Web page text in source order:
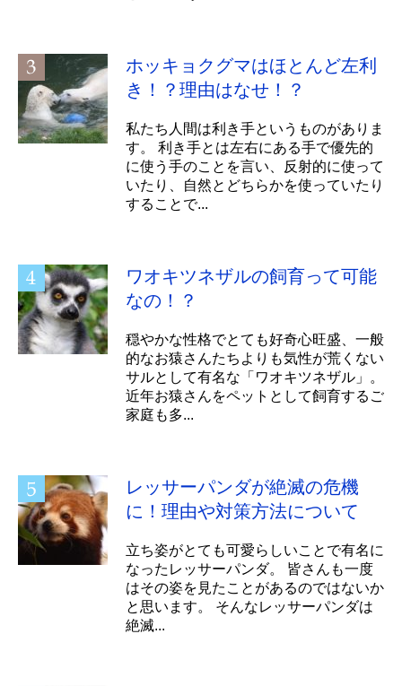
ホッキョクグマはほとんど左利
き！？理由はなせ！？
私たち人間は利き手というものがありま
す。 利き手とは左右にある手で優先的
に使う手のことを言い、反射的に使って
いたり、自然とどちらかを使っていたり
することで...
ワオキツネザルの飼育って可能
なの！？
穏やかな性格でとても好奇心旺盛、一般
的なお猿さんたちよりも気性が荒くない
サルとして有名な「ワオキツネザル」。
近年お猿さんをペットとして飼育するご
家庭も多...
レッサーパンダが絶滅の危機
に！理由や対策方法について
立ち姿がとても可愛らしいことで有名に
なったレッサーパンダ。 皆さんも一度
はその姿を見たことがあるのではないか
と思います。 そんなレッサーパンダは
絶滅...